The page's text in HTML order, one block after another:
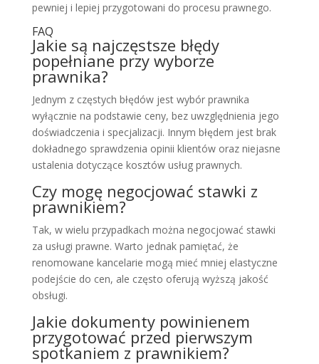
pewniej i lepiej przygotowani do procesu prawnego.
FAQ
Jakie są najczęstsze błędy
popełniane przy wyborze
prawnika?
Jednym z częstych błędów jest wybór prawnika
wyłącznie na podstawie ceny, bez uwzględnienia jego
doświadczenia i specjalizacji. Innym błędem jest brak
dokładnego sprawdzenia opinii klientów oraz niejasne
ustalenia dotyczące kosztów usług prawnych.
Czy mogę negocjować stawki z
prawnikiem?
Tak, w wielu przypadkach można negocjować stawki
za usługi prawne. Warto jednak pamiętać, że
renomowane kancelarie mogą mieć mniej elastyczne
podejście do cen, ale często oferują wyższą jakość
obsługi.
Jakie dokumenty powinienem
przygotować przed pierwszym
spotkaniem z prawnikiem?